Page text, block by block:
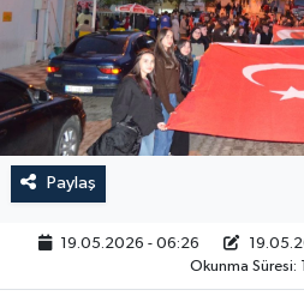
Paylaş
19.05.2026 - 06:26
Okunma Süresi:
RESMİ İLAN